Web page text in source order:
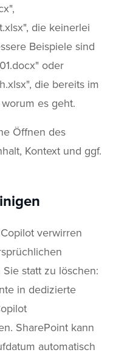
die keinerlei
Beispiele sind
oder
die bereits im
es geht.
Öffnen des
Kontext und ggf.
verwirren
statt zu löschen:
in dedizierte
SharePoint kann
automatisch